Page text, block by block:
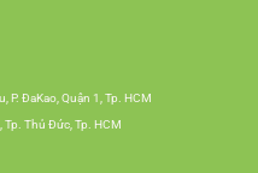
P. ĐaKao, Quận 1, Tp. HCM
Thủ Đức, Tp. HCM